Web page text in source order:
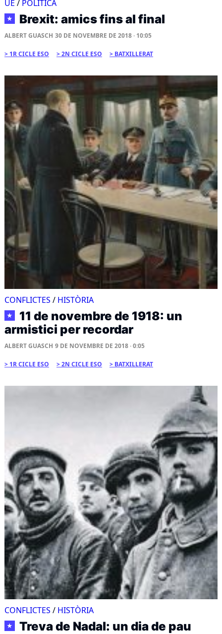
UE / POLÍTICA
★ Brexit: amics fins al final
ALBERT GUASCH 30 DE NOVEMBRE DE 2018 · 10:05
1R CICLE ESO 2N CICLE ESO BATXILLERAT
CONFLICTES / HISTÒRIA
★
11 de novembre de 1918: un
armistici per recordar
ALBERT GUASCH 9 DE NOVEMBRE DE 2018 · 0:05
1R CICLE ESO 2N CICLE ESO BATXILLERAT
CONFLICTES / HISTÒRIA
★
Treva de Nadal: un dia de pau